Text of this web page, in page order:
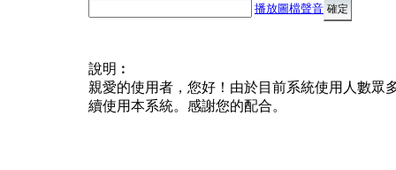
播放圖檔聲音
說明︰
親愛的使用者，您好！由於目前系統使用人數眾
續使用本系統。感謝您的配合。